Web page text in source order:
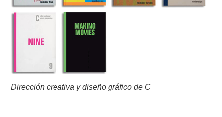
Dirección creativa y diseño gráfico de C